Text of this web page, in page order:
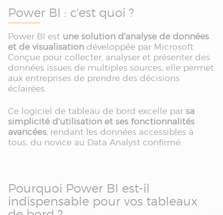
Power BI : c'est quoi ?
Power BI est une solution d’analyse de données
et de visualisation développée par Microsoft.
Conçue pour collecter, analyser et présenter des
données issues de multiples sources, elle permet
aux entreprises de prendre des décisions
éclairées.
Ce logiciel de tableau de bord excelle par sa
simplicité d’utilisation et ses fonctionnalités
avancées, rendant les données accessibles à
tous, du novice au Data Analyst confirmé.
Pourquoi Power BI est-il
indispensable pour vos tableaux